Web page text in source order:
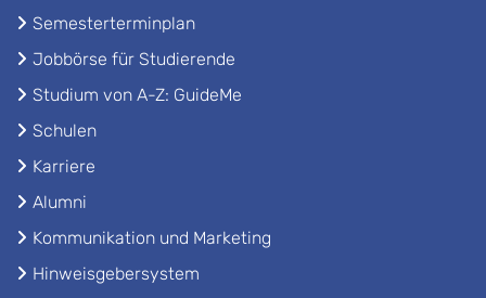
Semesterterminplan
Jobbörse für Studierende
Studium von A-Z: GuideMe
Schulen
Karriere
Alumni
Kommunikation und Marketing
Hinweisgebersystem